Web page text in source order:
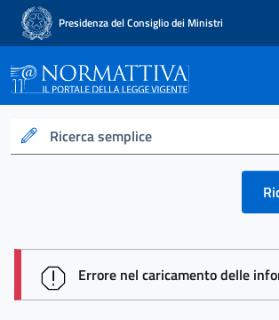
Presidenza del Consiglio dei Ministri
Normattiva - Il
Ricerca semplice
session id:
Errore nel caricamento delle